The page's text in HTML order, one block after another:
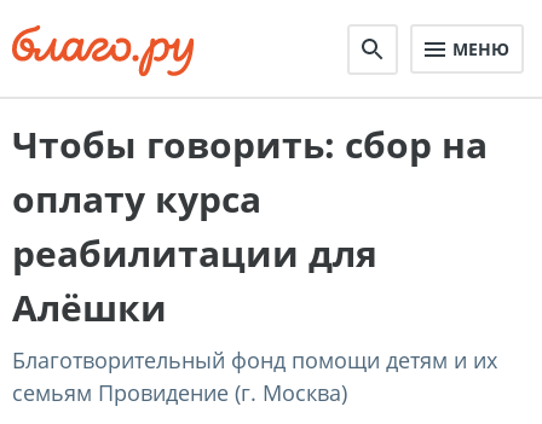
МЕНЮ
Чтобы говорить: сбор на
оплату курса
реабилитации для
Алёшки
Благотворительный фонд помощи детям и их
семьям Провидение (г. Москва)